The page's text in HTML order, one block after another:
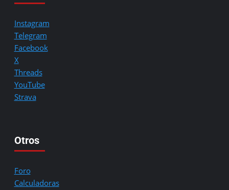
Instagram
Telegram
Facebook
X
Threads
YouTube
Strava
Otros
Foro
Calculadoras